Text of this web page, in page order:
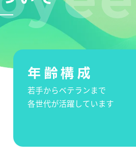
年齢構成
若手からベテランまで
各世代が活躍しています